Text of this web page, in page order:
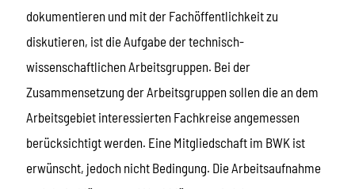
dokumentieren und mit der Fachöffentlichkeit zu
diskutieren, ist die Aufgabe der technisch-
wissenschaftlichen Arbeitsgruppen. Bei der
Zusammensetzung der Arbeitsgruppen sollen die an dem
Arbeitsgebiet interessierten Fachkreise angemessen
berücksichtigt werden. Eine Mitgliedschaft im BWK ist
erwünscht, jedoch nicht Bedingung. Die Arbeitsaufnahme